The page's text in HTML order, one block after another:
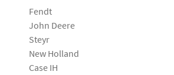
Fendt
John Deere
Steyr
New Holland
Case IH